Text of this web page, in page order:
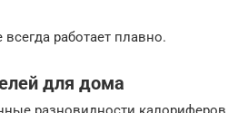
работает плавно.
для дома